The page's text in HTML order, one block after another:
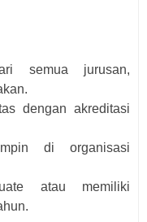
semua jurusan,
dengan akreditasi
di organisasi
atau memiliki